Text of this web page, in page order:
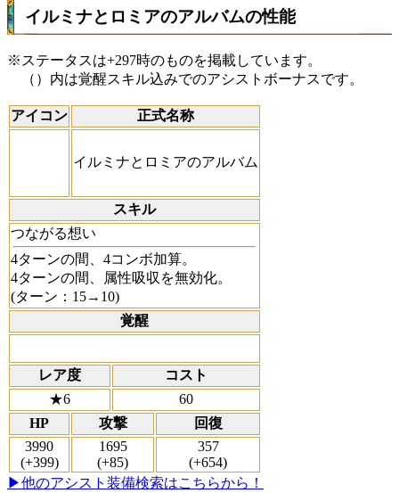
イルミナとロミアのアルバムの性能
※ステータスは+297時のものを掲載しています。
（）内は覚醒スキル込みでのアシストボーナスです。
アイコン 正式名称
イルミナとロミアのアルバム
スキル
つながる想い
4ターンの間、4コンボ加算。
4ターンの間、属性吸収を無効化。
(ターン：15→10)
覚醒
レア度
コスト
★6
60
HP
攻撃
回復
3990
(+399)
1695
(+85)
357
(+654)
▶他のアシスト装備検索はこちらから！